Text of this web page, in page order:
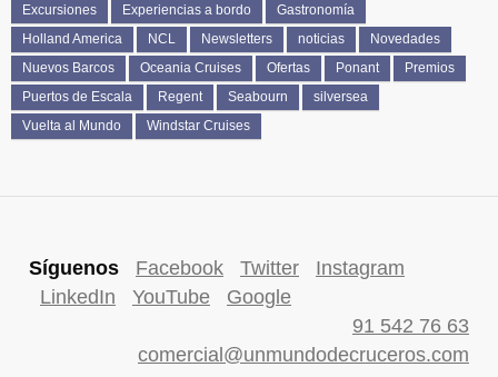
Excursiones
Experiencias a bordo
Gastronomía
Holland America
NCL Newsletters noticias
Novedades
Nuevos Barcos
Oceania Cruises Ofertas Ponant
Premios
Puertos de Escala
Regent Seabourn
silversea
Vuelta al Mundo
Windstar Cruises
Síguenos Facebook Twitter
Instagram
LinkedIn
YouTube
Google
91 542 76 63
comercial@unmundodecruceros.com